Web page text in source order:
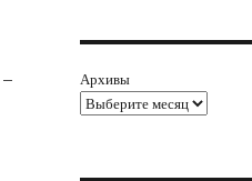
Архивы